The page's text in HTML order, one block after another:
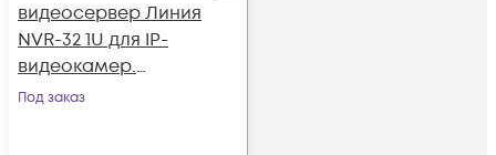
видеосервер Линия
NVR-32 1U для IP-
видеокамер.
Количество
Под заказ